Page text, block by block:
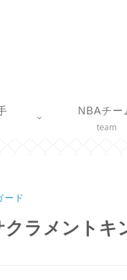
NBAチー
team
ード
ラメントキ